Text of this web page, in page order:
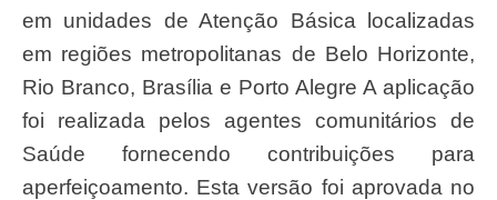
em unidades de Atenção Básica localizadas
em regiões metropolitanas de Belo Horizonte,
Rio Branco, Brasília e Porto Alegre A aplicação
foi realizada pelos agentes comunitários de
Saúde fornecendo contribuições para
aperfeiçoamento. Esta versão foi aprovada no